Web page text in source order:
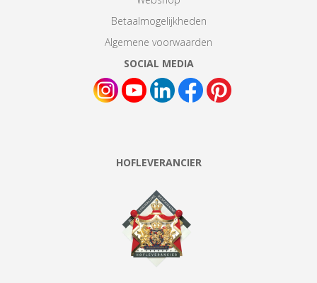
Betaalmogelijkheden
Algemene voorwaarden
SOCIAL MEDIA
HOFLEVERANCIER